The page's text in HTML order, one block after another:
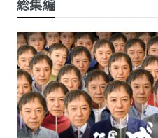
総集編